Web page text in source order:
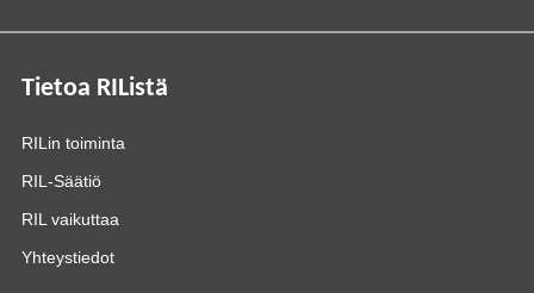
Tietoa RIListä
RILin toiminta
RIL-Säätiö
RIL vaikuttaa
Yhteystiedot